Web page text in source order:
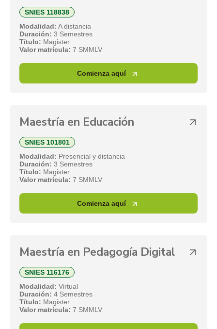
SNIES 118838
Modalidad: A distancia
Duración: 3 Semestres
Título: Magister
Valor matrícula: 7 SMMLV
Comienza aquí
Maestría en Educación
SNIES 101801
Modalidad: Presencial y distancia
Duración: 3 Semestres
Título: Magister
Valor matrícula: 7 SMMLV
Comienza aquí
Maestría en Pedagogía Digital
SNIES 116176
Modalidad: Virtual
Duración: 4 Semestres
Título: Magister
Valor matrícula: 7 SMMLV